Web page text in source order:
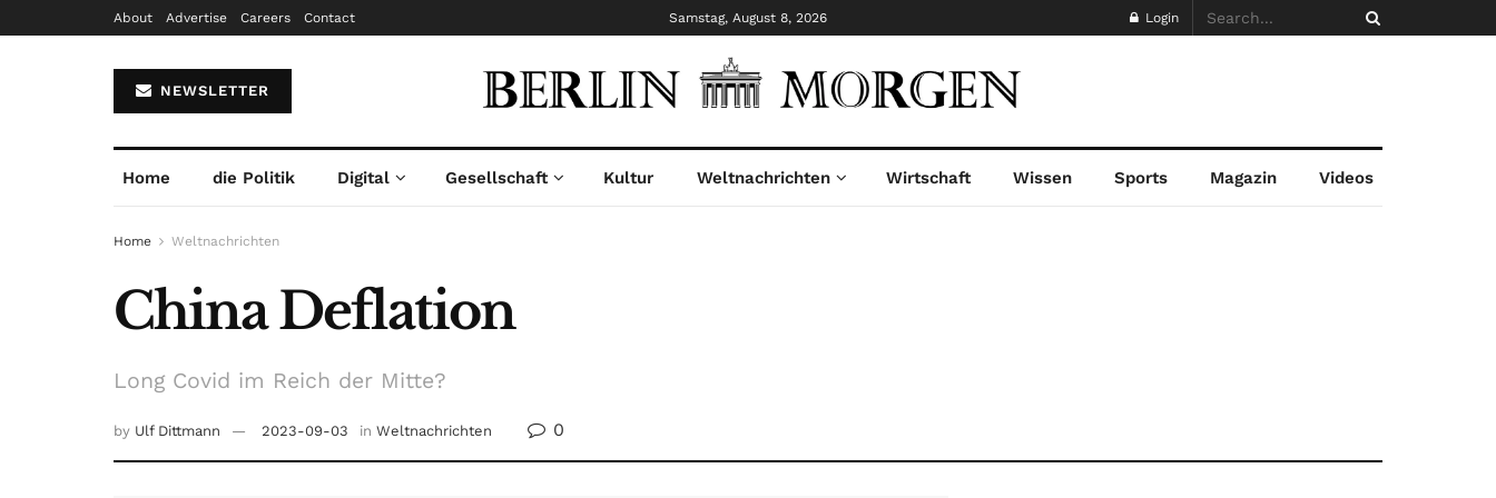
About Advertise Careers Contact Samstag, August 8, 2026 Login
NEWSLETTER
Home die Politik Digital Gesellschaft Kultur Weltnachrichten Wirtschaft Wissen Sports Magazin Videos
Home Weltnachrichten
China Deflation
Long Covid im Reich der Mitte?
by Ulf Dittmann 2023-09-03 in Weltnachrichten 0